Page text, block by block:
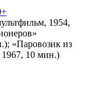
1954,
«Паровозик из
10 мин.)